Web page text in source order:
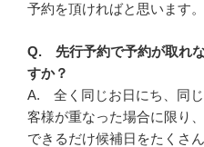
予約を頂ければと思います。
Q. 先行予約で予約が取れ
すか？
A. 全く同じお日にち、同
客様が重なった場合に限り
できるだけ候補日をたくさ